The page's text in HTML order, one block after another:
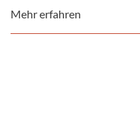
Mehr erfahren